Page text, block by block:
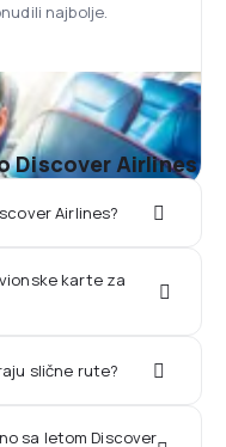
najbolje.
Discover Airlines
Airlines?
karte za
slične rute?
sa letom Discover